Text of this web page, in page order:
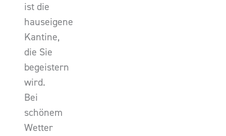
ist die
hauseigene
Kantine,
die Sie
begeistern
wird.
Bei
schönem
Wetter